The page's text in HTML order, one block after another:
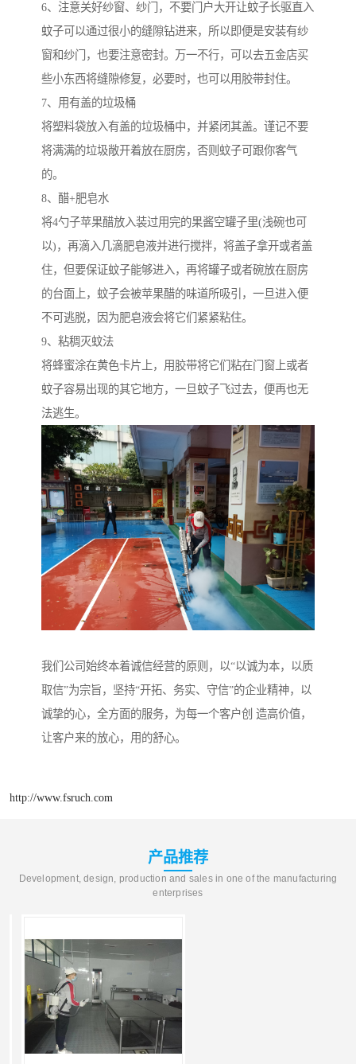
6、注意关好纱窗、纱门，不要门户大开让蚊子长驱直入
蚊子可以通过很小的缝隙钻进来，所以即便是安装有纱
窗和纱门，也要注意密封。万一不行，可以去五金店买
些小东西将缝隙修复，必要时，也可以用胶带封住。
7、用有盖的垃圾桶
将塑料袋放入有盖的垃圾桶中，并紧闭其盖。谨记不要
将满满的垃圾敞开着放在厨房，否则蚊子可跟你客气
的。
8、醋+肥皂水
将4勺子苹果醋放入装过用完的果酱空罐子里(浅碗也可
以)，再滴入几滴肥皂液并进行搅拌，将盖子拿开或者盖
住，但要保证蚊子能够进入，再将罐子或者碗放在厨房
的台面上，蚊子会被苹果醋的味道所吸引，一旦进入便
不可逃脱，因为肥皂液会将它们紧紧粘住。
9、粘稠灭蚊法
将蜂蜜涂在黄色卡片上，用胶带将它们粘在门窗上或者
蚊子容易出现的其它地方，一旦蚊子飞过去，便再也无
法逃生。
我们公司始终本着诚信经营的原则，以“以诚为本，以质
取信”为宗旨，坚持“开拓、务实、守信”的企业精神，以
诚挚的心，全方面的服务，为每一个客户创 造高价值，
让客户来的放心，用的舒心。
http://www.fsruch.com
产品推荐
Development, design, production and sales in one of the manufacturing
enterprises